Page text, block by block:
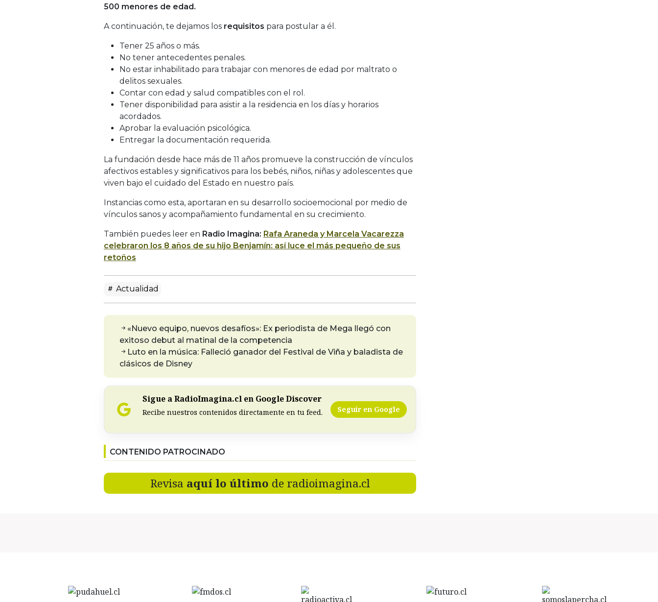
500 menores de edad.
A continuación, te dejamos los requisitos para postular a él.
Tener 25 años o más.
No tener antecedentes penales.
No estar inhabilitado para trabajar con menores de edad por maltrato o
delitos sexuales.
Contar con edad y salud compatibles con el rol.
Tener disponibilidad para asistir a la residencia en los días y horarios
acordados.
Aprobar la evaluación psicológica.
Entregar la documentación requerida.
La fundación desde hace más de 11 años promueve la construcción de vínculos
afectivos estables y significativos para los bebés, niños, niñas y adolescentes que
viven bajo el cuidado del Estado en nuestro país.
Instancias como esta, aportaran en su desarrollo socioemocional por medio de
vínculos sanos y acompañamiento fundamental en su crecimiento.
También puedes leer en Radio Imagina: Rafa Araneda y Marcela Vacarezza
celebraron los 8 años de su hijo Benjamín: así luce el más pequeño de sus
retoños
Actualidad
«Nuevo equipo, nuevos desafíos»: Ex periodista de Mega llegó con
exitoso debut al matinal de la competencia
Luto en la música: Falleció ganador del Festival de Viña y baladista de
clásicos de Disney
Sigue a RadioImagina.cl en Google Discover
Recibe nuestros contenidos directamente en tu feed. Seguir en Google
CONTENIDO PATROCINADO
Revisa aquí lo último de radioimagina.cl